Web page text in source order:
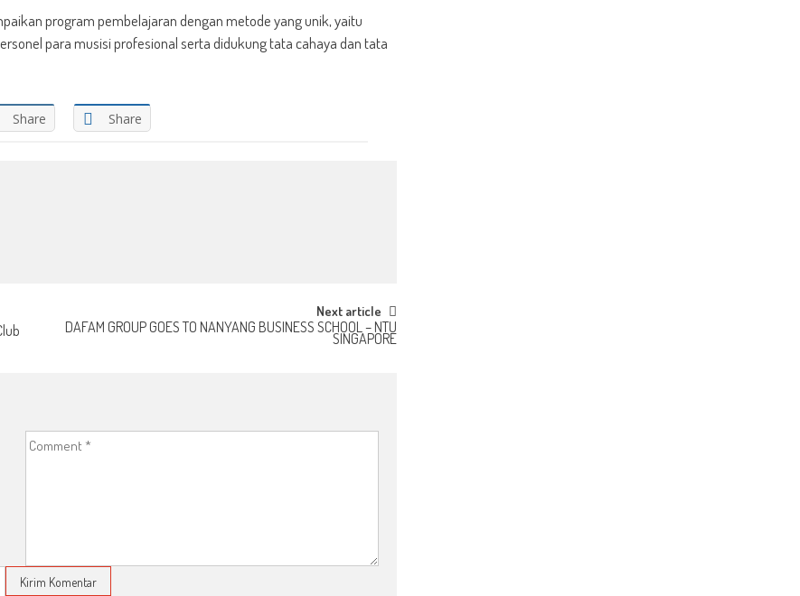
program pembelajaran dengan metode yang unik, yaitu
para musisi profesional serta didukung tata cahaya dan tata
Share Share
Next article
DAFAM GROUP GOES TO NANYANG BUSINESS SCHOOL – NTU
SINGAPORE